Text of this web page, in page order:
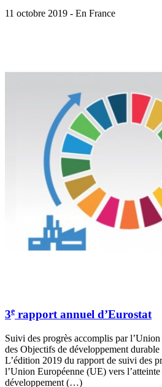
11 octobre 2019 - En France
3e rapport annuel d’Eurostat
Suivi des progrès accomplis par l’Union
des Objectifs de développement durable
L’édition 2019 du rapport de suivi des
l’Union Européenne (UE) vers
développement (…)